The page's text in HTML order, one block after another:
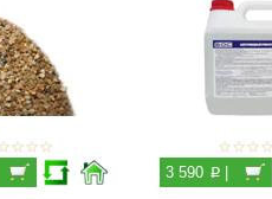
3 590 p|